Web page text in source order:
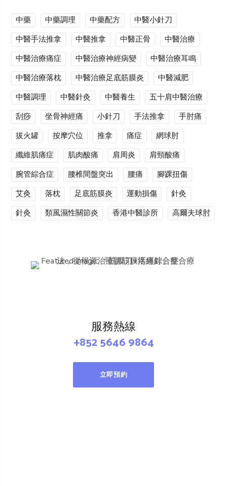
中藥 中藥調理 中藥配方
中醫小針刀
中醫手法推拿
中醫推拿 中醫正骨
中醫治療
中醫治療痛症
中醫治療神經病變
中醫治療耳鳴
中醫治療落枕
中醫治療足底筋膜炎
中醫減肥
中醫調理
中醫針灸 中醫養生
五十肩中醫治療
刮痧
坐骨神經痛 小針刀 手法推拿
手肘痛
拔火罐
按摩穴位 推拿 痛症
網球肘
纖維肌痛症
肌肉酸痛 肩周炎
肩頸酸痛
腕管綜合症
腰椎間盤突出 腰痛
腳踝扭傷
艾灸
落枕 足底筋膜炎 運動損傷
針灸
針灸
類風濕性關節炎 香港中醫診所 高爾夫球肘
服務熱線
+852 5646 9864
立即預約